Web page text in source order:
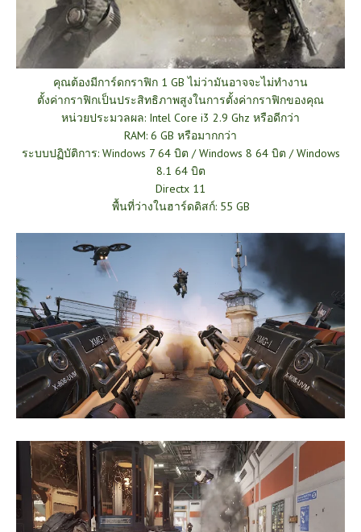
คุณต้องมีการ์ดกราฟิก 1 GB ไม่ว่ามันอาจจะไม่ทำงาน
ตั้งค่ากราฟิกเป็นประสิทธิภาพสูงในการตั้งค่ากราฟิกของคุณ
หน่วยประมวลผล: Intel Core i3 2.9 Ghz หรือดีกว่า
RAM: 6 GB หรือมากกว่า
ระบบปฏิบัติการ: Windows 7 64 บิต / Windows 8 64 บิต / Windows
8.1 64 บิต
Directx 11
พื้นที่ว่างในฮาร์ดดิสก์: 55 GB